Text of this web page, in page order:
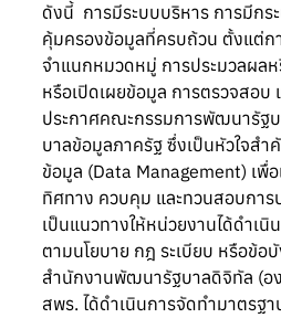
ดังนี้ การมีระบบบริหาร การมีกร
คุ้มครองข้อมูลที่ครบถ้วน ตั้งแต่ก
จำแนกหมวดหมู่ การประมวลผล
หรือเปิดเผยข้อมูล การตรวจสอบ
ประกาศคณะกรรมการพัฒนารัฐบ
บาลข้อมูลภาครัฐ ซึ่งเป็นหัวใจส
ข้อมูล (Data Management) เพื่
ทิศทาง ควบคุม และทวนสอบการ
เป็นแนวทางให้หน่วยงานได้ดำเ
ตามนโยบาย กฎ ระเบียบ หรือข้อ
สำนักงานพัฒนารัฐบาลดิจิทัล (อ
สพร. ได้ดำเนินการจัดทำมาตรฐ